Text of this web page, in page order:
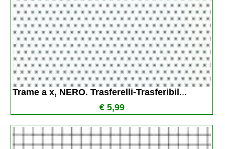
Trame a x, NERO. Trasferelli-Trasferibil ...
€ 5,99